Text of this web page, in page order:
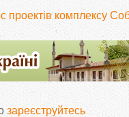
комплексу
зареєструйтесь